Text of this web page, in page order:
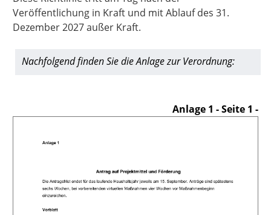
Veröffentlichung in Kraft und mit Ablauf des 31.
Dezember 2027 außer Kraft.
Nachfolgend finden Sie die Anlage zur Verordnung:
Anlage 1 - Seite 1 -